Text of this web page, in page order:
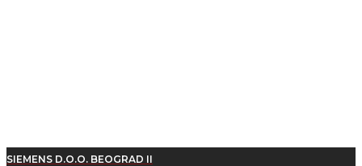
SIEMENS D.O.O. BEOGRAD II